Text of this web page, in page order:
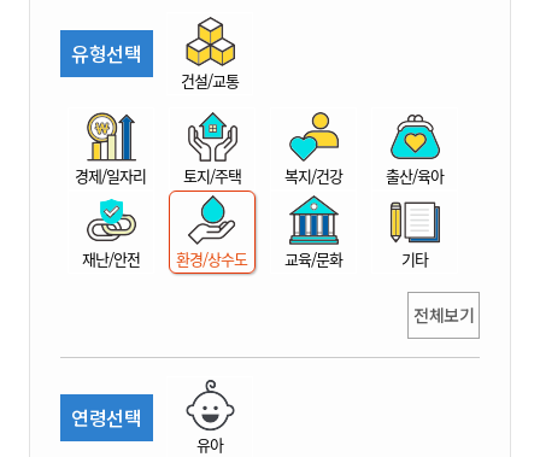
시
산
유형선택
건설/교통
경제/일자리 토지/주택 복지/건강 출산/육아
재난/안전 환경/상수도 교육/문화 기타
전체보기
연령선택
유아